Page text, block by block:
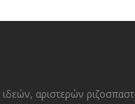
ιδεών, αριστερών